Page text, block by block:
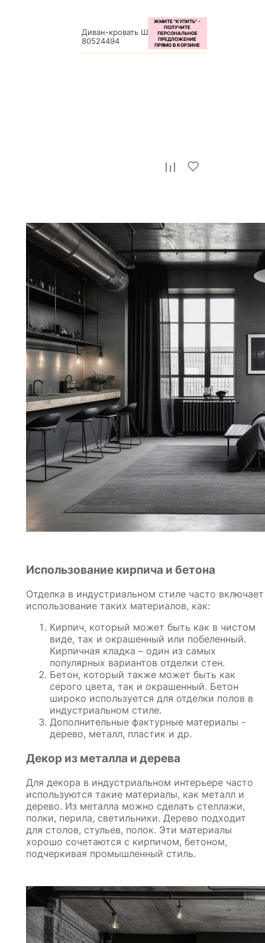
Диван-кровать Шерлок стандарт
80524494
95 600
Использование кирпича и бетона
Отделка в индустриальном стиле часто включает
использование таких материалов, как:
Кирпич, который может быть как в чистом
виде, так и окрашенный или побеленный.
Кирпичная кладка – один из самых
популярных вариантов отделки стен.
Бетон, который также может быть как
серого цвета, так и окрашенный. Бетон
широко используется для отделки полов в
индустриальном стиле.
Дополнительные фактурные материалы -
дерево, металл, пластик и др.
Декор из металла и дерева
Для декора в индустриальном интерьере часто
используются такие материалы, как металл и
дерево. Из металла можно сделать стеллажи,
полки, перила, светильники. Дерево подходит
для столов, стульев, полок. Эти материалы
хорошо сочетаются с кирпичом, бетоном,
подчеркивая промышленный стиль.